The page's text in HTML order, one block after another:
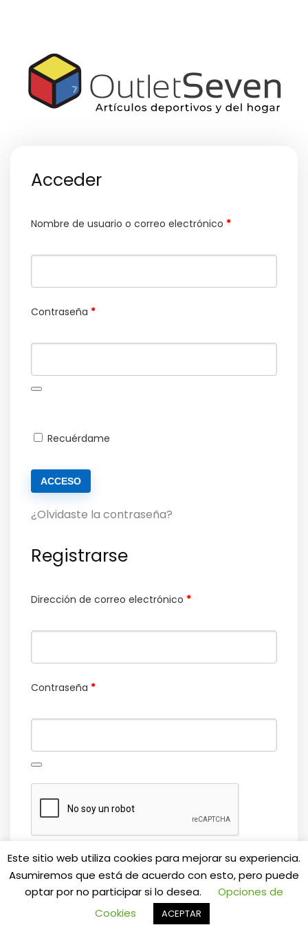
Acceder
Nombre de usuario o correo electrónico *
Contraseña *
Recuérdame
ACCESO
¿Olvidaste la contraseña?
Registrarse
Dirección de correo electrónico *
Contraseña *
REGISTRARSE
Este sitio web utiliza cookies para mejorar su experiencia.
Asumiremos que está de acuerdo con esto, pero puede
optar por no participar si lo desea.
Opciones de
Cookies
ACEPTAR